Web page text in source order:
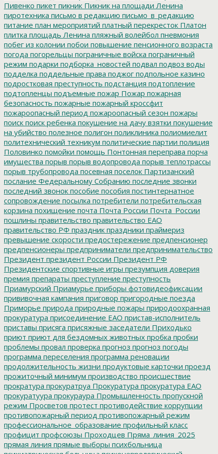
Пивенко пикет пикник Пикник на площади Ленина
пиротехника письмо в редакцию письмо_в_редакцию
питание план мероприятий платный перекресток Платон
плитка площадь Ленина пляжный волейбол пневмония
побег из колонии побои повышение пенсионного возраста
погода погорельцы пограничные войска пограничный
режим подарки подборка_новостей подвал подвоз воды
подделка поддельные права поджог подпольное казино
подростковая преступность подстанция подтопление
подтопленцы подъемные пожар Пожар пожарная
безопасность пожарные пожарный кроссфит
пожароопасный период пожароопасный сезон пожары
поиск поиск ребенка покушение на дачу взятки покушение
на убийство полезное полигон поликлиника полиомиелит
политехнический техникум политические партии полиция
Половинко помойки помощь Понтонная переправа порча
имущества порыв порыв водопровода порыв теплотрассы
порыв трубопровода посевная поселок Партизанский
послание Федеральному Собранию последние звонки
последний звонок пособие пособия постинтернатное
сопровождение посылка потребители потребительская
корзина похищение почта Почта России Почта_России
пошлины правительство правительство ЕАО
правительство РФ праздник праздники праймериз
превышение скорости предостережение предпенсионер
предпенсионеры предприниматели предпринимательство
Президент президент России Президент РФ
Президентские спортивные игры презумпция доверия
премия препараты преступление преступность
Приамурский Приамурье приборы фотовидеофиксации
прививочная кампания приговор пригородные поезда
Приморье природа природные пожары природоохранная
прокуратура присоединение ЕАО пристав-исполнитель
приставы присяга присяжные заседатели Приходько
приют приют для бездомных животных пробка пробки
проблемы провал проверка прогноз прогноз погоды
программа переселения программа реновации
продолжительность жизни продуктовые карточки проезд
прожиточный минимум производство происшествие
прократура прокуратруа Прокуратура прокуратура ЕАО
прокуратуура прокураура Промышленность пропускной
режим Просветов протест противодействие коррупции
противопожарный период противопожарный режим
профессиональное_образование профильный класс
профицит профсоюзы Проходцев Пряма_линия_2025
прямая линия прямые выборы психбольница